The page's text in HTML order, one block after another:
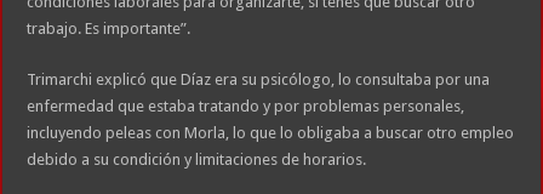
trabajo. Es importante”.
Trimarchi explicó que Díaz era su psicólogo, lo consultaba por una
enfermedad que estaba tratando y por problemas personales,
incluyendo peleas con Morla, lo que lo obligaba a buscar otro empleo
debido a su condición y limitaciones de horarios.